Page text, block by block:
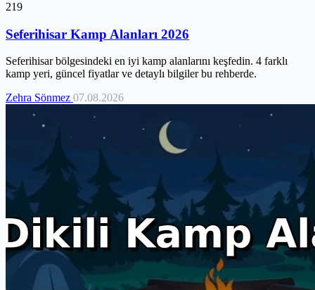
219
Seferihisar Kamp Alanları 2026
Seferihisar bölgesindeki en iyi kamp alanlarını keşfedin. 4 farklı
kamp yeri, güncel fiyatlar ve detaylı bilgiler bu rehberde.
Zehra Sönmez 07.08.2026